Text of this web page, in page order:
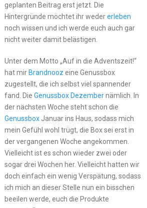
geplanten Beitrag erst jetzt. Die
Hintergründe möchtet ihr wedererleben
noch wissen und ich werde euch auch gar
nicht weiter damit belästigen.
Unter dem Motto „Auf in die Adventszeit!“
hat mirBrandnooz eine Genussbox
zugestellt, die ich selbst viel spannender
fand. Die Genussbox Dezembernämlich. In
der nächsten Woche steht schon die
GenussboxJanuar ins Haus, sodass mich
mein Gefühl wohl trügt, die Box sei erst in
der vergangenen Woche angekommen.
Vielleicht ist es schon wieder zwei oder
sogar drei Wochen her. Vielleicht hatten wir
doch einfach ein wenig Verspätung, sodass
ich mich an dieser Stelle nun ein bisschen
beeilen werde, euch die Produkte